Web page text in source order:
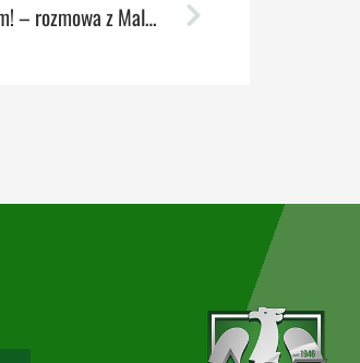
Jestem sportowcem spełnionym! – rozmowa z Malwiną Kopron